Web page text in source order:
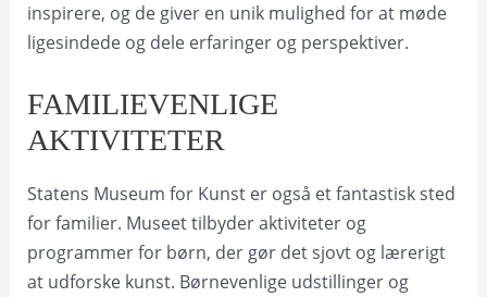
inspirere, og de giver en unik mulighed for at møde
ligesindede og dele erfaringer og perspektiver.
FAMILIEVENLIGE
AKTIVITETER
Statens Museum for Kunst er også et fantastisk sted
for familier. Museet tilbyder aktiviteter og
programmer for børn, der gør det sjovt og lærerigt
at udforske kunst. Børnevenlige udstillinger og